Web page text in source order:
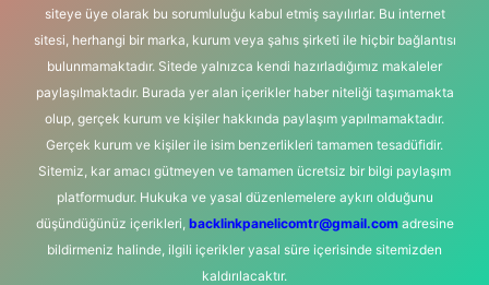
siteye üye olarak bu sorumluluğu kabul etmiş sayılırlar. Bu internet
sitesi, herhangi bir marka, kurum veya şahıs şirketi ile hiçbir bağlantısı
bulunmamaktadır. Sitede yalnızca kendi hazırladığımız makaleler
paylaşılmaktadır. Burada yer alan içerikler haber niteliği taşımamakta
olup, gerçek kurum ve kişiler hakkında paylaşım yapılmamaktadır.
Gerçek kurum ve kişiler ile isim benzerlikleri tamamen tesadüfidir.
Sitemiz, kar amacı gütmeyen ve tamamen ücretsiz bir bilgi paylaşım
platformudur. Hukuka ve yasal düzenlemelere aykırı olduğunu
düşündüğünüz içerikleri, backlinkpanelicomtr@gmail.comadresine
bildirmeniz halinde, ilgili içerikler yasal süre içerisinde sitemizden
kaldırılacaktır.